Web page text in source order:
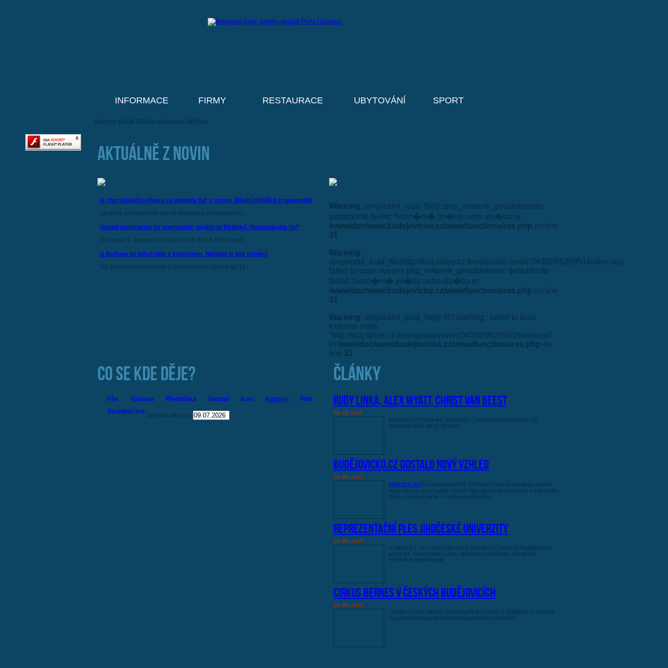
INFORMACE FIRMY RESTAURACE UBYTOVÁNÍ SPORT
Dnes je: 06.08.2026 a svátek má Oldřiška
AKTUÁLNĚ Z NOVIN
U chorvatského Hvaru se potopila loď s turisty. Místní přihlíželi a nepomohli
Skupina zahraničních turistů potopila u chorvatského...
Ukradl elektrokolo ve sportovním areálu na Hluboké. Nepoznáváte ho?
V pondělí 9. července v době od 18 do 18.35 h ukradl...
U Byňova se střetl vlak s kamionem. Nehoda je bez zranění
Na železničním přejezdu u Byňova se ve čtvrtek po 13....
Warning: simplexml_load_file(): php_network_getaddresses:
getaddrinfo failed: Nezn�m� jm�no nebo slu�ba in
/www/doc/www.budejovicko.cz/www/functions/rss.php on line
31
Warning:
simplexml_load_file(http://kraj.idnes.cz.feedsportal.com/c/34392/f/625951/index.rss):
failed to open stream: php_network_getaddresses: getaddrinfo
failed: Nezn�m� jm�no nebo slu�ba in
/www/doc/www.budejovicko.cz/www/functions/rss.php on line
31
Warning: simplexml_load_file(): I/O warning : failed to load
external entity
"http://kraj.idnes.cz.feedsportal.com/c/34392/f/625951/index.rss"
in /www/doc/www.budejovicko.cz/www/functions/rss.php on
line 31
CO SE KDE DĚJE?
Vše Výstava Přednáška Ostatní Kurz Koncert
Film
Divadelní hra
Seznam akcí na:
ČLÁNKY
Rudy Linka, Alex Wyatt, Christ Van Beest
08. 11. 2012
Koncertní síň Otakara Jeremiáše České Budějovice pátek 16.
listopadu 2012 od 19.00 hodin
Budějovicko.cz dostalo nový vzhled
19. 06. 2012
istanbul seoČeskobudějovický informační server dostal po dlouhé
době zbrusu nový kabát. Přináší aktualizované informace z kulturního
dění a přehled zpráv z budějovického tisku.
Reprezentační ples Jihočeské univerzity
20. 05. 2009
V pátek 9.2. se v kulturním domě Metropol v Českých Budějovicích
konal 14. reprezentační ples Jihočeské univerzity, kdo přišel,
rozhodně neprohloupil!
Cirkus Bernes v Českých Budějovicích
20. 05. 2009
Tradiční cirkus Bernes zavítal opět do Českých Budějovic a zakotvil
na parkovišti naproti českobudějovickému výstavišti.